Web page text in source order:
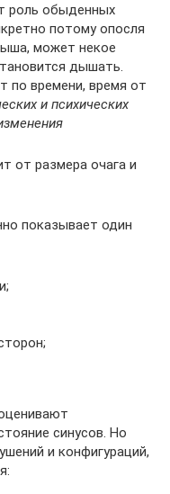
роль обыденных
потому опосля
может некое
дышать.
по времени, время от
и психических
от размера очага и
показывает один
синусов. Но
и конфигураций,